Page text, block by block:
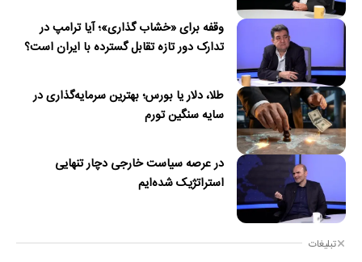
وقفه برای «خشاب گذاری»؛ آیا ترامپ در
تدارک دور تازه تقابل گسترده با ایران است؟
طلا، دلار یا بورس؛ بهترین سرمایه‌گذاری در
سایه سنگین تورم
در عرصه سیاست خارجی دچار تنهایی
استراتژیک شده‌ایم
تبلیغات